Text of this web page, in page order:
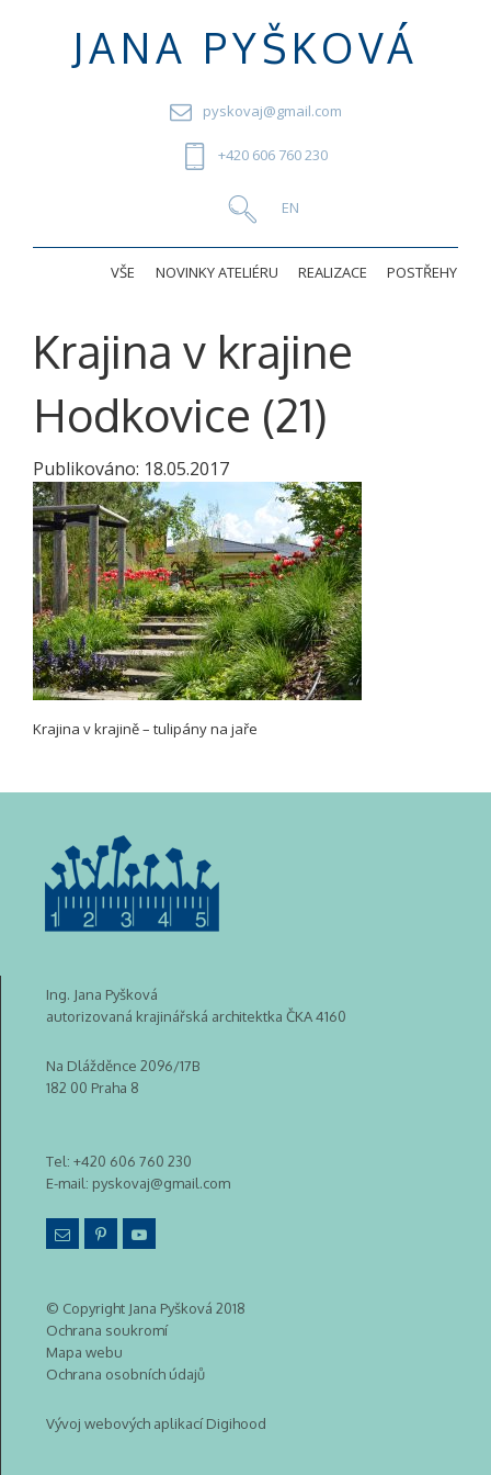
JANA PYŠKOVÁ
pyskovaj@gmail.com
+420 606 760 230
VŠE NOVINKY ATELIÉRU REALIZACE POSTŘEHY
Krajina v krajine
Hodkovice (21)
Publikováno: 18.05.2017
Krajina v krajině – tulipány na jaře
Ing. Jana Pyšková
autorizovaná krajinářská architektka ČKA 4160
Na Dlážděnce 2096/17B
182 00 Praha 8
Tel: +420 606 760 230
E-mail: pyskovaj@gmail.com
© Copyright Jana Pyšková 2018
Ochrana soukromí
Mapa webu
Ochrana osobních údajů
Vývoj webových aplikací Digihood